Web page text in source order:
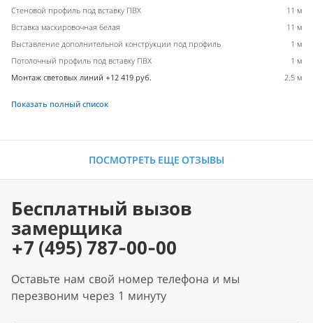
Стеновой профиль под вставку ПВХ
11 м
Вставка маскировочная белая
11 м
Выставление дополнительной конструкции под профиль
1 м
Потолочный профиль под вставку ПВХ
1 м
Монтаж световых линий +12 419 руб.
2.5 м
Показать полный список
ПОСМОТРЕТЬ ЕЩЕ ОТЗЫВЫ
Бесплатный вызов
замерщика
+7 (495) 787-00-00
Оставьте нам свой номер телефона и мы
перезвоним через 1 минуту